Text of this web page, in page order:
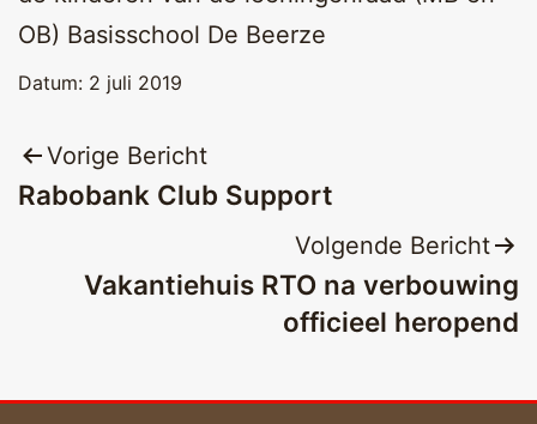
OB) Basisschool De Beerze
Datum: 2 juli 2019
Bericht
navigatie
Vorige Bericht
Rabobank Club Support
Volgende Bericht
Vakantiehuis RTO na verbouwing
officieel heropend